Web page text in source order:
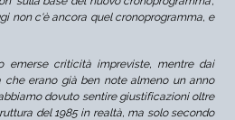
non c'è ancora quel cronoprogramma, e
emerse criticità impreviste, mentre dai
che erano già ben note almeno un anno
dovuto sentire giustificazioni oltre
del 1985 in realtà, ma solo secondo